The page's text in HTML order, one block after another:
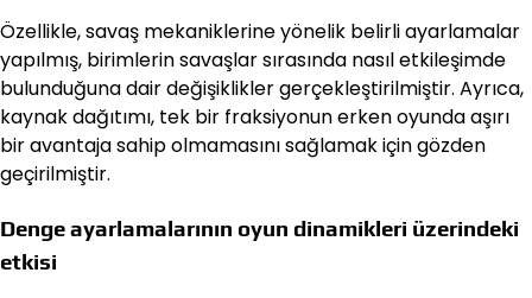
Özellikle, savaş mekaniklerine yönelik belirli ayarlamalar
yapılmış, birimlerin savaşlar sırasında nasıl etkileşimde
bulunduğuna dair değişiklikler gerçekleştirilmiştir. Ayrıca,
kaynak dağıtımı, tek bir fraksiyonun erken oyunda aşırı
bir avantaja sahip olmamasını sağlamak için gözden
geçirilmiştir.
Denge ayarlamalarının oyun dinamikleri üzerindeki
etkisi